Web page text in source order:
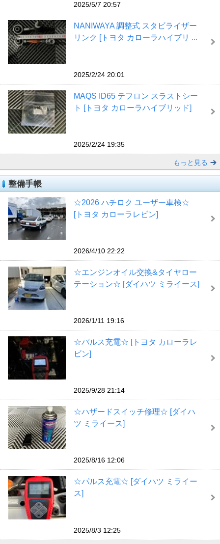
2025/5/7 20:57
NANIWAYA 調整式 スタビライザー
リンク [トヨタ カローラハイブリ ...
2025/2/24 20:01
MAQS ID65 テフロン スラストシー
ト [トヨタ カローラハイブリッド]
2025/2/24 19:35
もっと見る
整備手帳
☆2026 ハチロク ユーザー車検☆
[トヨタ カローラレビン]
2026/4/10 22:22
☆エンジンオイル交換&タイヤロー
テーション☆ [ダイハツ ミライース]
2026/1/11 19:16
☆パルス充電☆ [トヨタ カローラレ
ビン]
2025/9/28 21:14
☆ハザードスイッチ修理☆ [ダイハ
ツ ミライース]
2025/8/16 12:06
☆パルス充電☆ [ダイハツ ミライー
ス]
2025/8/3 12:25